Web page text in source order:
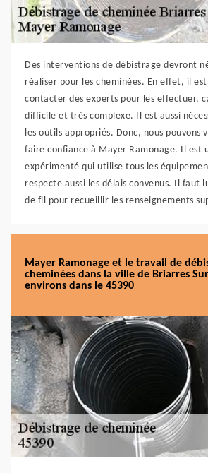
Des interventions de débistrage devront
réaliser pour les cheminées. En effet, il
contacter des experts pour les effectuer,
difficile et très complexe. Il est aussi
les outils appropriés. Donc, nous pouvons
faire confiance à Mayer Ramonage. Il est
expérimenté qui utilise tous les
respecte aussi les délais convenus. Il faut
de fil pour recueillir les renseignements
Mayer Ramonage et le travail de
cheminées dans la ville de Briarres
environs dans le 45390